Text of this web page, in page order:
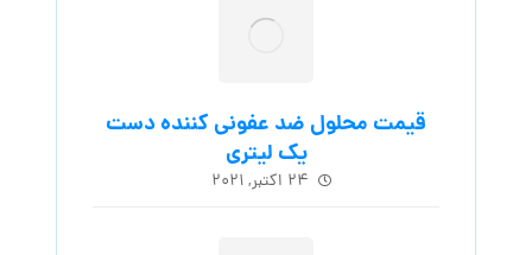
قیمت محلول ضد عفونی کننده دست
یک لیتری
۲۴ اکتبر, ۲۰۲۱